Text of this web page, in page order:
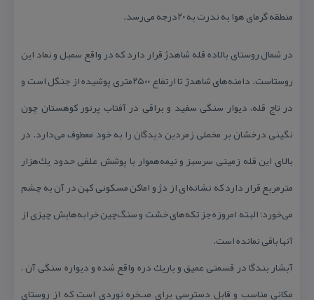
منطقه گرمای هوا به ندرت به ۲۰درجه می‌رسد.
در شمال روستای بالاده قله شاهدژ قرار دارد كه در واقع سمبل و نماد این
روستاست. دامنه‌های شاهدژ تا ارتفاع ۲۵۰۰متری پوشیده از جنگل است و
در تاج قله، دیوار سنگی سفید و براقی در آفتاب پرنور كوهستان چون
نگینی درخشان بر مخملی زمردین دیدگان را به خود معطوف می‌دارد. در
بالای این قله زمینی سرسبز و نیمه‌هموار با پوشش علفی حدود یك‌هزار
مترمربع قرار دارد كه نشانه‌‌ای از دژ و اماكن مسكونی كهن در آن به چشم
می‌خورد؛ البته امروزه جز تكه‌های خشت و سنگ‌چین‌ خرابه‌هایش چیزی از
آنها باقی نمانده است.
آبشار بندگا در قسمتی عمیق و باریك دره واقع شده و دیواره سنگی آن ،
مكانی مناسب و قابل دسترسی برای صـخره نوردی است كه از روستای